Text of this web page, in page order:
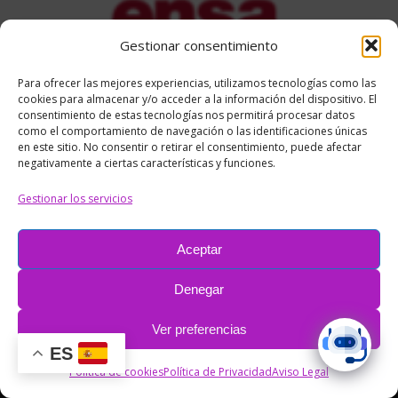
Gestionar consentimiento
Para ofrecer las mejores experiencias, utilizamos tecnologías como las
cookies para almacenar y/o acceder a la información del dispositivo. El
consentimiento de estas tecnologías nos permitirá procesar datos
como el comportamiento de navegación o las identificaciones únicas
en este sitio. No consentir o retirar el consentimiento, puede afectar
negativamente a ciertas características y funciones.
Gestionar los servicios
Aceptar
Denegar
Ver preferencias
Política de cookiesPolítica de PrivacidadAviso Legal
Compartir:
on
Facebook
X
PinterestLinkedIn
© RC&Media Comunicación
ES